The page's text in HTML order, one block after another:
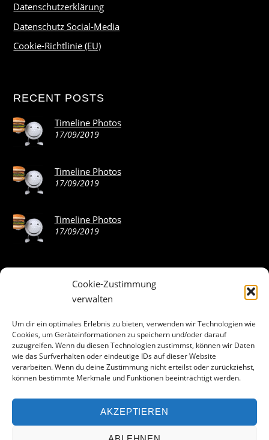
Cookie-Zustimmung
verwalten
Um dir ein optimales Erlebnis zu bieten, verwenden wir Technologien wie
Cookies, um Geräteinformationen zu speichern und/oder darauf
zuzugreifen. Wenn du diesen Technologien zustimmst, können wir Daten
wie das Surfverhalten oder eindeutige IDs auf dieser Website
verarbeiten. Wenn du deine Zustimmung nicht erteilst oder zurückziehst,
können bestimmte Merkmale und Funktionen beeinträchtigt werden.
AKZEPTIEREN
Datenschutzerklärung
Datenschutz Social-Media
Cookie-Richtlinie (EU)
RECENT POSTS
Timeline Photos
17/09/2019
Timeline Photos
17/09/2019
Timeline Photos
17/09/2019
ABOUT THE LANDING THEME…
The Landing theme is a one-page design WordPress theme
that’s focused on getting your audience to follow-through
with your call-to-action. Built to work seamlessly with our
drag & drop Builder plugin, it gives you the ability to
customize the look and feel of your content.